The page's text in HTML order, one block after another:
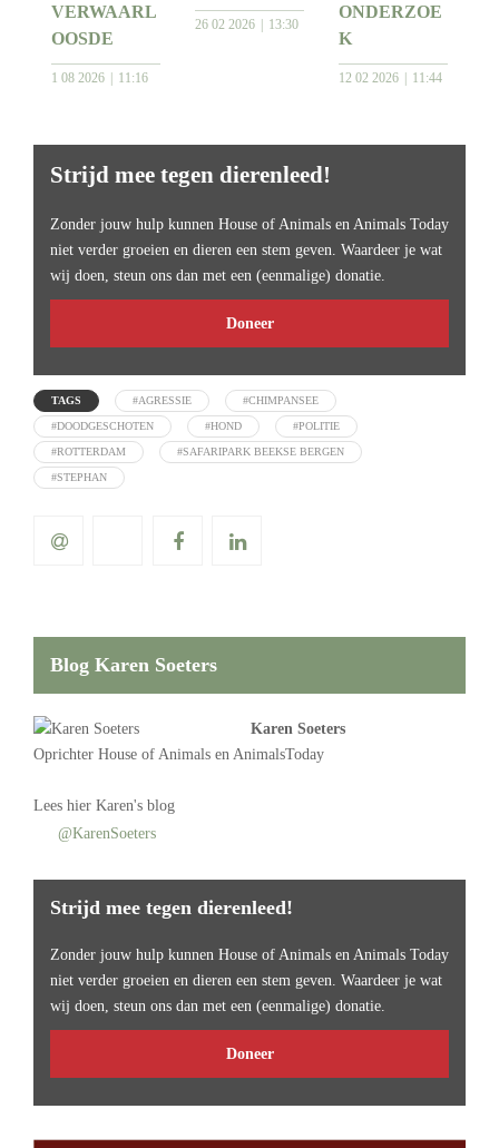
VERWAARL
OOSDE
1 08 2026 11:16
26 02 2026 13:30
ONDERZOE
K
12 02 2026 11:44
Strijd mee tegen dierenleed!
Zonder jouw hulp kunnen House of Animals en Animals Today
niet verder groeien en dieren een stem geven. Waardeer je wat
wij doen, steun ons dan met een (eenmalige) donatie.
Doneer
TAGS #AGRESSIE #CHIMPANSEE
#DOODGESCHOTEN #HOND #POLITIE
#ROTTERDAM #SAFARIPARK BEEKSE BERGEN
#STEPHAN
Blog Karen Soeters
Karen Soeters
Oprichter House of Animals en AnimalsToday
Lees hier Karen's blog
@KarenSoeters
Strijd mee tegen dierenleed!
Zonder jouw hulp kunnen House of Animals en Animals Today
niet verder groeien en dieren een stem geven. Waardeer je wat
wij doen, steun ons dan met een (eenmalige) donatie.
Doneer